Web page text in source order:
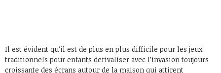
Il est évident qu’il est de plus en plus difficile pour les jeux
traditionnels pour enfants derivaliser avec l’invasion toujours
croissante des écrans autour de la maison qui attirent